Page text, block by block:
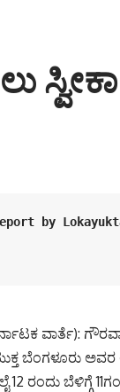
by
ವಾರ್ತೆ):
ಬೆಂಗಳೂರು
12 ರಂದು